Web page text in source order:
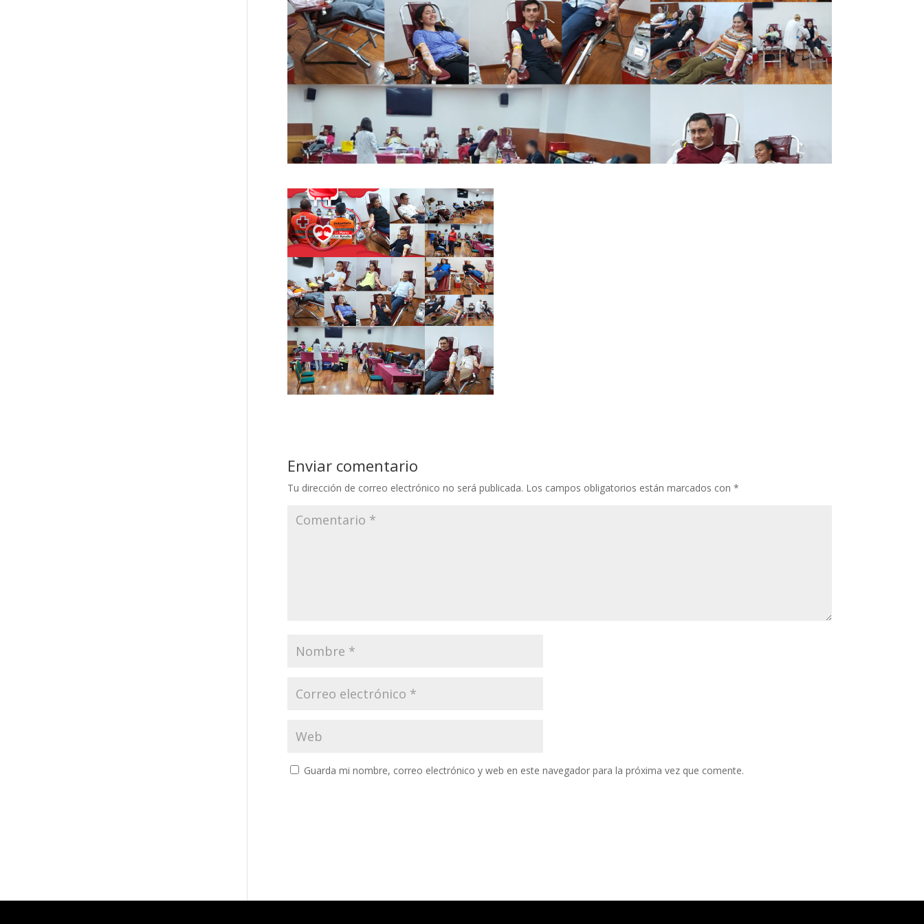
Enviar comentario
Tu dirección de correo electrónico no será publicada. Los campos obligatorios están marcados con *
Guarda mi nombre, correo electrónico y web en este navegador para la próxima vez que comente.